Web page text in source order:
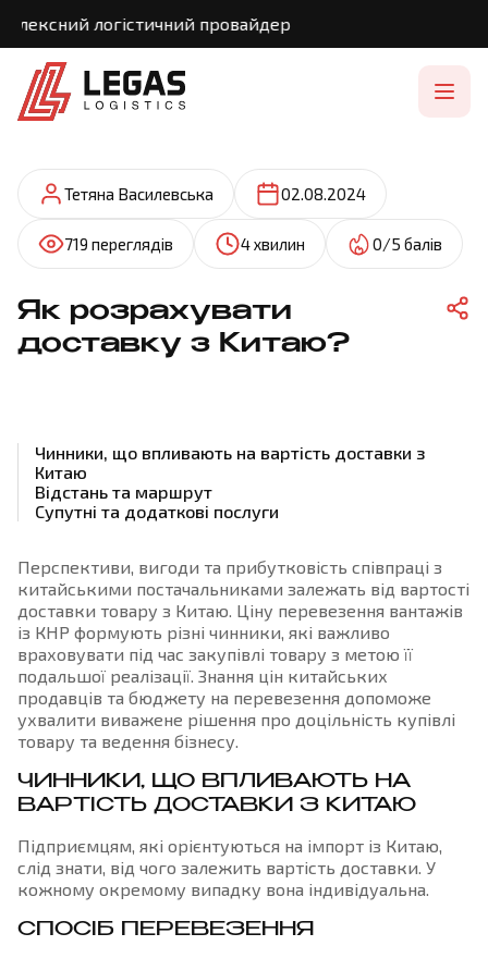
логістичний провайдер
Тетяна Василевська 02.08.2024
719 переглядів 4 хвилин 0/5 балів
Як розрахувати
доставку з Китаю?
Чинники, що впливають на вартість доставки з
Китаю
Відстань та маршрут
Супутні та додаткові послуги
Перспективи, вигоди та прибутковість співпраці з
китайськими постачальниками залежать від вартості
доставки товару з Китаю. Ціну перевезення вантажів
із КНР формують різні чинники, які важливо
враховувати під час закупівлі товару з метою її
подальшої реалізації. Знання цін китайських
продавців та бюджету на перевезення допоможе
ухвалити виважене рішення про доцільність купівлі
товару та ведення бізнесу.
ЧИННИКИ, ЩО ВПЛИВАЮТЬ НА
ВАРТІСТЬ ДОСТАВКИ З КИТАЮ
Підприємцям, які орієнтуються на імпорт із Китаю,
слід знати, від чого залежить вартість доставки. У
кожному окремому випадку вона індивідуальна.
СПОСІБ ПЕРЕВЕЗЕННЯ